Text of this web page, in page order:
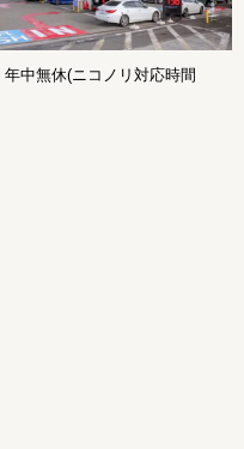
中無休(ニコノリ対応時間